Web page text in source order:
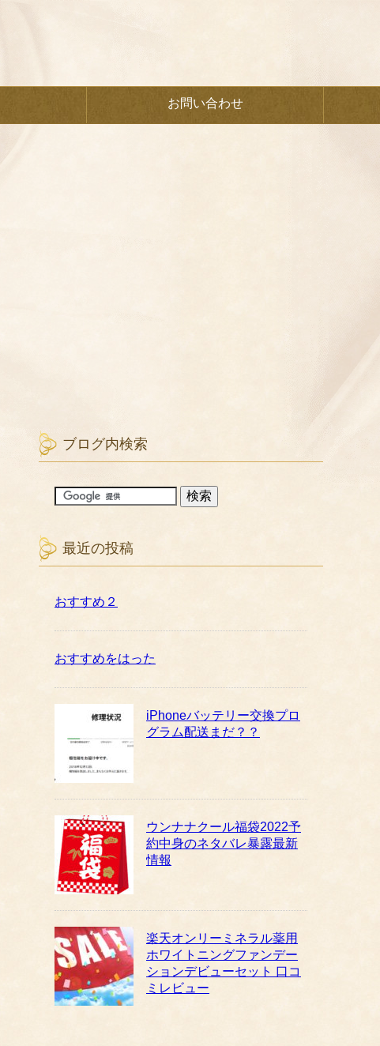
お問い合わせ
ブログ内検索
最近の投稿
おすすめ２
おすすめをはった
iPhoneバッテリー交換プロ
グラム配送まだ？？
ウンナナクール福袋2022予
約中身のネタバレ暴露最新
情報
楽天オンリーミネラル薬用
ホワイトニングファンデー
ションデビューセット 口コ
ミレビュー